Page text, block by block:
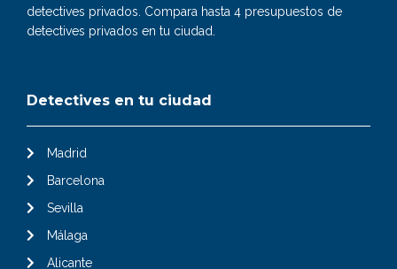
detectives privados. Compara hasta 4 presupuestos de
detectives privados en tu ciudad.
Detectives en tu ciudad
Madrid
Barcelona
Sevilla
Málaga
Alicante